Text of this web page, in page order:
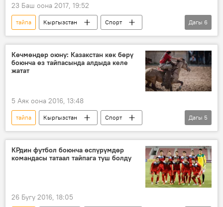
23 Баш оона 2017, 19:52
тайпа Кыргызстан
Спорт
Жаңылыктар
Астанадагы көк бөрү боюнча дүйнө чемпионаты
чемпионат
Көк бөрү
така
Дагы 6
Көчмөндөр оюну: Казакстан көк бөрү
боюнча өз тайпасында алдыда келе
жатат
5 Аяк оона 2016, 13:48
тайпа Кыргызстан
Спорт
Жаңылыктар
Казакстан
Көк бөрү
Дүйнөлүк көчмөндөр оюндары
Дүйнөлүк көчмөндөрдүн II оюндары
Дагы 5
КРдин футбол боюнча өспүрүмдөр
командасы татаал тайпага туш болду
26 Бугу 2016, 18:05